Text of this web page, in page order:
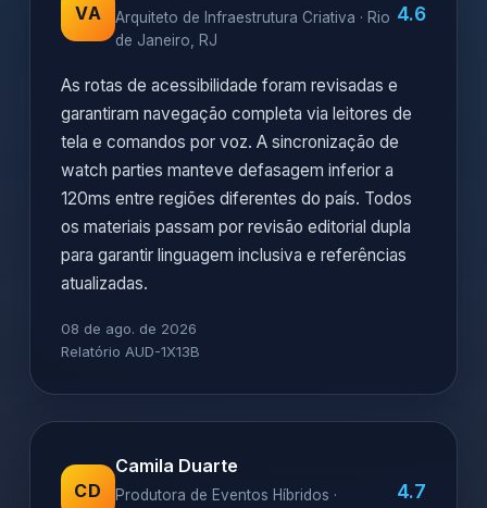
VA
Arquiteto de Infraestrutura Criativa · Rio
de Janeiro, RJ
4.6
As rotas de acessibilidade foram revisadas e
garantiram navegação completa via leitores de
tela e comandos por voz. A sincronização de
watch parties manteve defasagem inferior a
120ms entre regiões diferentes do país. Todos
os materiais passam por revisão editorial dupla
para garantir linguagem inclusiva e referências
atualizadas.
08 de ago. de 2026
Relatório AUD-1X13B
CD
Camila Duarte
Produtora de Eventos Híbridos ·
4.7